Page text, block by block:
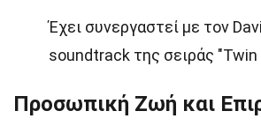
Έχει συνεργαστεί με τον
soundtrack της σειράς "Twin
Προσωπική Ζωή και